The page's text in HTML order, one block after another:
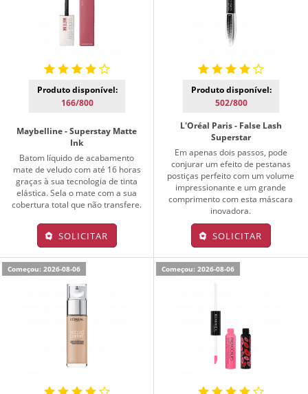
Produto disponível:
166/800
Maybelline - Superstay Matte
Ink
Batom líquido de acabamento
mate de veludo com até 16 horas
graças à sua tecnologia de tinta
elástica. Sela o mate com a sua
cobertura total que não transfere.
SOLICITAR
Produto disponível:
502/800
L'Oréal Paris - False Lash
Superstar
Em apenas dois passos, pode
conjurar um efeito de pestanas
postiças perfeito com um volume
impressionante e um grande
comprimento com esta máscara
inovadora.
SOLICITAR
Começou: 2026-08-06 Começou: 2026-08-06